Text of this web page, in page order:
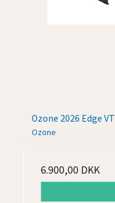
Ozone 2026 Edge
Ozone
6.900,00 DKK